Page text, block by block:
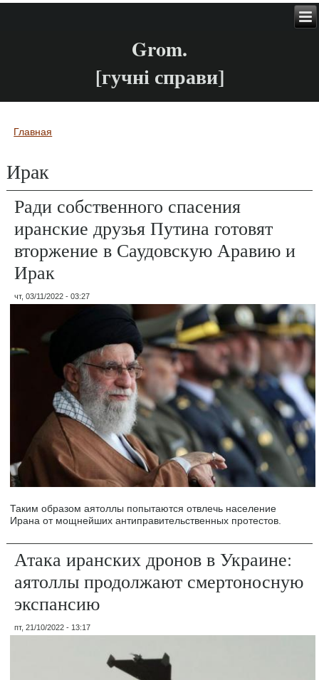
Grom.
[гучні справи]
Вы здесь
Главная
Ирак
Ради собственного спасения
иранские друзья Путина готовят
вторжение в Саудовскую Аравию и
Ирак
чт, 03/11/2022 - 03:27
Таким образом аятоллы попытаются отвлечь население
Ирана от мощнейших антиправительственных протестов.
Атака иранских дронов в Украине:
аятоллы продолжают смертоносную
экспансию
пт, 21/10/2022 - 13:17